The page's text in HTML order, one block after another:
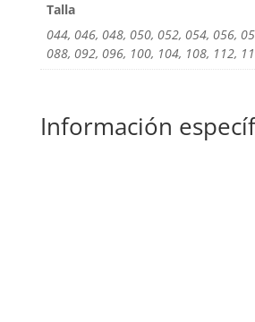
Talla
044, 046, 048, 050, 052, 054, 056,
088, 092, 096, 100, 104, 108, 112,
Información